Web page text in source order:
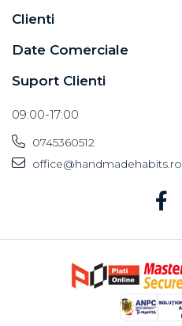
Clienti
Date Comerciale
Suport Clienti
09:00-17:00
0745360512
office@handmadehabits.ro